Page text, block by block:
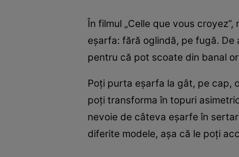
În filmul „Celle que vous
eșarfa: fără oglindă, pe fugă.
pentru că pot scoate din banal
Poți purta eșarfa la gât, pe cap,
poți transforma în topuri
nevoie de câteva eșarfe în
diferite modele, așa că le poți